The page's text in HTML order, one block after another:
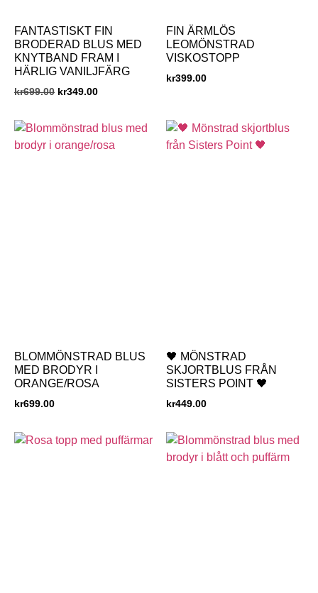
FANTASTISKT FIN
BRODERAD BLUS MED
KNYTBAND FRAM I
HÄRLIG VANILJFÄRG
kr699.00 kr349.00
FIN ÄRMLÖS
LEOMÖNSTRAD
VISKOSTOPP
kr399.00
BLOMMÖNSTRAD BLUS
MED BRODYR I
ORANGE/ROSA
kr699.00
🖤 MÖNSTRAD
SKJORTBLUS FRÅN
SISTERS POINT 🖤
kr449.00